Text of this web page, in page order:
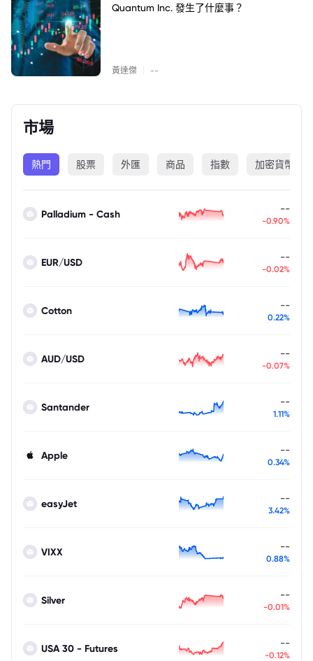
Quantum Inc. 發生了什麼事？
黃達傑 --
市場
熱門 股票 外匯 商品 指數 加密貨幣
Palladium - Cash --
-0.90%
EUR/USD --
-0.02%
Cotton --
0.22%
AUD/USD --
-0.07%
Santander --
1.11%
Apple --
0.34%
easyJet --
3.42%
VIXX --
0.88%
Silver --
-0.01%
USA 30 - Futures --
-0.12%